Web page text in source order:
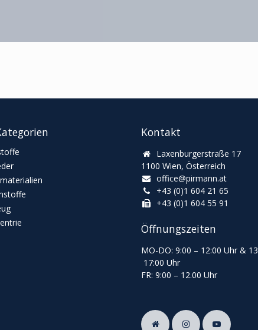
Kontakt
Laxenburgerstraße 17
1100 Wien, Österreich
office@pirmann.at
+43 (0)1 604 21 65
+43 (0)1 604 55 91
Öffnungszeiten
MO-DO: 9:00 – 12:00 Uhr & 13
17:00 Uhr
FR: 9:00 – 12.00 Uhr